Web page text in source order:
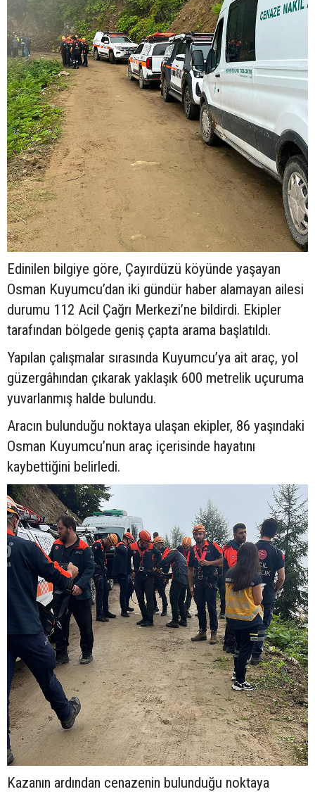
Edinilen bilgiye göre, Çayırdüzü köyünde yaşayan
Osman Kuyumcu’dan iki gündür haber alamayan ailesi
durumu 112 Acil Çağrı Merkezi’ne bildirdi. Ekipler
tarafından bölgede geniş çapta arama başlatıldı.
Yapılan çalışmalar sırasında Kuyumcu’ya ait araç, yol
güzergâhından çıkarak yaklaşık 600 metrelik uçuruma
yuvarlanmış halde bulundu.
Aracın bulunduğu noktaya ulaşan ekipler, 86 yaşındaki
Osman Kuyumcu’nun araç içerisinde hayatını
kaybettiğini belirledi.
Kazanın ardından cenazenin bulunduğu noktaya